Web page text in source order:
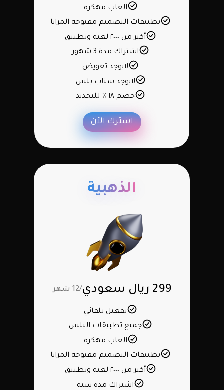
العاب مهكره
تطبيقات التصميم مفتوحة المزايا
أكثر من ٢٠٠٠ لعبة وتطبيق
اشتراك مدة 3 شهور
لايوجد تعويض
لايوجد سناب بلس
خصم ١٨ ٪ للتجديد
اشترك الآن
الذهبية
299 ريال سعودي /12 شهر
تفعيل تلقائي
جميع تطبيقات البلس
العاب مهكره
تطبيقات التصميم مفتوحة المزايا
أكثر من ٢٠٠٠ لعبة وتطبيق
اشتراك مدة سنة